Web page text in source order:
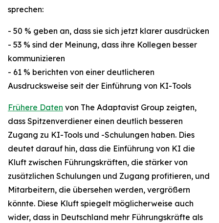
sprechen:
- 50 % geben an, dass sie sich jetzt klarer ausdrücken
- 53 % sind der Meinung, dass ihre Kollegen besser
kommunizieren
- 61 % berichten von einer deutlicheren
Ausdrucksweise seit der Einführung von KI-Tools
Frühere Daten von The Adaptavist Group zeigten,
dass Spitzenverdiener einen deutlich besseren
Zugang zu KI-Tools und -Schulungen haben. Dies
deutet darauf hin, dass die Einführung von KI die
Kluft zwischen Führungskräften, die stärker von
zusätzlichen Schulungen und Zugang profitieren, und
Mitarbeitern, die übersehen werden, vergrößern
könnte. Diese Kluft spiegelt möglicherweise auch
wider, dass in Deutschland mehr Führungskräfte als